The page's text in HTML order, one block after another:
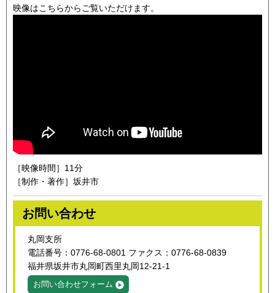
映像はこちらからご覧いただけます。
［映像時間］11分
［制作・著作］坂井市
お問い合わせ
丸岡支所
電話番号：0776-68-0801 ファクス：0776-68-0839
福井県坂井市丸岡町西里丸岡12-21-1
お問い合わせフォーム